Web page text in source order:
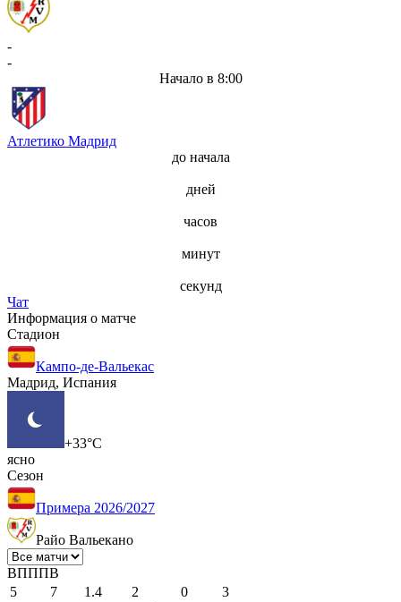
-
-
Начало в 8:00
Атлетико Мадрид
до начала
дней
часов
минут
секунд
Чат
Информация о матче
Стадион
Кампо-де-Вальекас
Мадрид, Испания
+33°C
ясно
Сезон
Примера 2026/2027
Райо Вальекано
ВПППВ
5
7 1.4 2 0
3